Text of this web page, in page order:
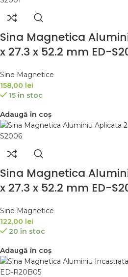
Sina Magnetica
x 27.3 x 52.2 mm ED-
Sine Magnetice
158,00 lei
15 în stoc
Adaugă în coș
Sina Magnetica
x 27.3 x 52.2 mm ED-
Sine Magnetice
122,00 lei
20 în stoc
Adaugă în coș